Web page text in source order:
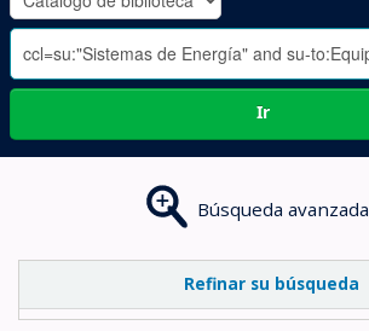
-
Ir
Búsqueda avanzada
Refinar su búsqueda